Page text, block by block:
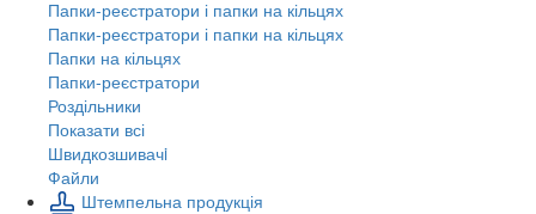
Папки-реєстратори і папки на кільцях
Папки-реєстратори і папки на кільцях
Папки на кільцях
Папки-реєстратори
Роздільники
Показати всі
Швидкозшивачi
Файли
Штемпельна продукція